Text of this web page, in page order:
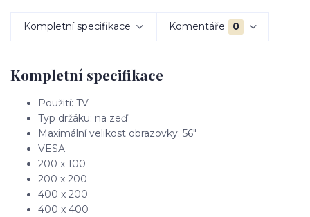
Kompletní specifikace Komentáře 0
Kompletní specifikace
Použití: TV
Typ držáku: na zeď
Maximální velikost obrazovky: 56"
VESA:
200 x 100
200 x 200
400 x 200
400 x 400